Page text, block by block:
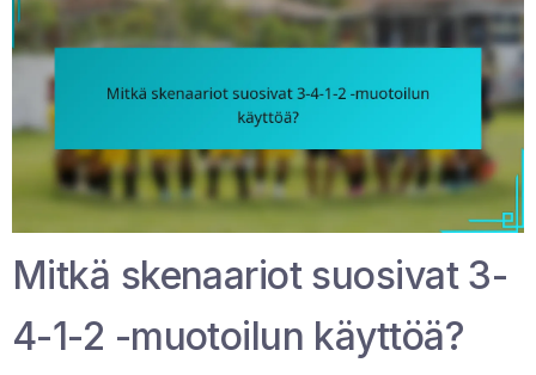
Mitkä skenaariot suosivat 3-
4-1-2 -muotoilun käyttöä?